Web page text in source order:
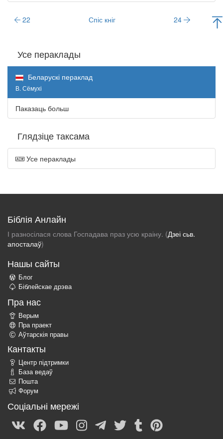
22 Спіс кніг 24
Усе пераклады
Беларускі пераклад
В. Сёмухі
Паказаць больш
Глядзіце таксама
Усе пераклады
Біблія Анлайн
І разносілася слова Госпадава праз усю краіну. (Дзеі сьв.
апосталаў)
Нашы сайты
Блог
Біблейскае дрэва
Пра нас
Верым
Пра праект
Аўтарскія правы
Кантакты
Центр підтримки
База ведаў
Пошта
Форум
Соціальні мережі